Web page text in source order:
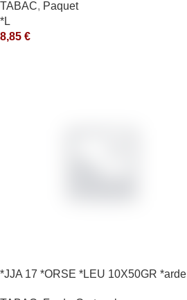
TABAC, Paquet
*L
8,85 €
*JJA 17 *ORSE *LEU 10X50GR *arde